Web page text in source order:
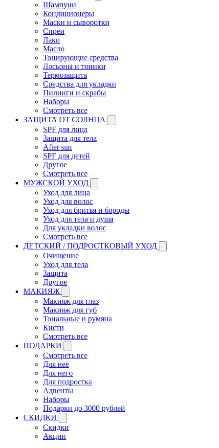
Шампуни
Кондиционеры
Маски и сыворотки
Спреи
Лаки
Масло
Тонирующие средства
Лосьоны и тоники
Термозащита
Средства для укладки
Пилинги и скрабы
Наборы
Смотреть все
ЗАЩИТА ОТ СОЛНЦА
SPF для лица
Защита для тела
After sun
SPF для детей
Другое
Смотреть все
МУЖСКОЙ УХОД
Уход для лица
Уход для волос
Уход для бритья и бороды
Уход для тела и душа
Для укладки волос
Смотреть все
ДЕТСКИЙ / ПОДРОСТКОВЫЙ УХОД
Очищение
Уход для тела
Защита
Другое
МАКИЯЖ
Макияж для глаз
Макияж для губ
Тональные и румяна
Кисти
Смотреть все
ПОДАРКИ
Смотреть все
Для неё
Для него
Для подростка
Адвенты
Наборы
Подарки до 3000 рублей
СКИДКИ
Скидки
Акции